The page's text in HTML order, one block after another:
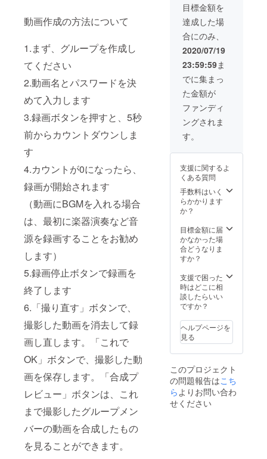
動画作成の方法について
1.まず、グループを作成し
てください
2.動画名とパスワードを決
めて入力します
3.録画ボタンを押すと、5秒
前からカウントダウンしま
す
4.カウントが0になったら、
録画が開始されます
（動画にBGMを入れる場合
は、最初に楽器演奏など音
源を録画することをお勧め
します）
5.録画停止ボタンで録画を
終了します
6.「撮り直す」ボタンで、
撮影した動画を消去して録
画し直します。「これで
OK」ボタンで、撮影した動
画を保存します。「合成プ
レビュー」ボタンは、これ
まで撮影したグループメン
バーの動画を合成したもの
を見ることができます。
は、株
式会社
あん
ふぁに
の「ダ
クラ
ブ」
ポータ
ル内に
特設い
たしま
す。こ
は１つ
の動画
の掲載
権利の
みで
す。複
載され
たい場
合、掲
権利を
ご購入
くださ
い。掲
は、サ
イトリ
リース
後3ヶ月
す。 こ
のアプ
リにて
動画を
作成
月間で
す。
（イ
メージ
や飛び
先のリ
ンクな
どにつ
きまし
ては、
メール
でやり
とりさ
ま
支援
時、必
ず備考
欄にご
をご記
入くだ
さい。
品
https://i
nvis.io/
BQXLC
#/42059
1639_T
op2
目標金額を
達成した場
合にのみ、
2020/07/19
23:59:59ま
でに集まっ
た金額が
ファンディ
ングされま
す。
支援に関するよ
くある質問
手数料はいく
らかかります
か？
目標金額に届
かなかった場
合どうなりま
すか？
支援で困った
時はどこに相
談したらいい
ですか？
ヘルプページを
見る
このプロジェクト
の問題報告はこち
らよりお問い合わ
せください